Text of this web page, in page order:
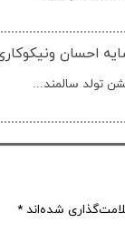
احسان
تولد سالمند...
شده‌اند *